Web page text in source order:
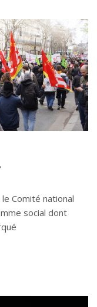
Comité national
social dont